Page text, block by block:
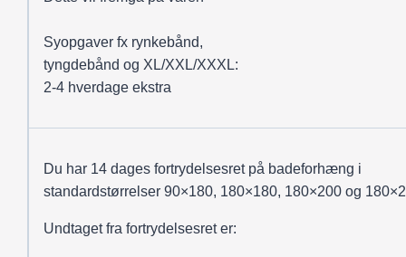
Syopgaver fx rynkebånd,
tyngdebånd og XL/XXL/XXXL:
2-4 hverdage ekstra
Du har 14 dages fortrydelsesret på badeforhæng i
standardstørrelser 90×180, 180×180, 180×200 og
Undtaget fra fortrydelsesret er: